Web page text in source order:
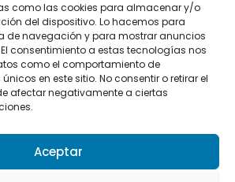
como las cookies para almacenar y/o
del dispositivo. Lo hacemos para
de navegación y para mostrar anuncios
consentimiento a estas tecnologías nos
como el comportamiento de
en este sitio. No consentir o retirar el
afectar negativamente a ciertas
Aceptar
177
Política de privacidad
Política de cookies